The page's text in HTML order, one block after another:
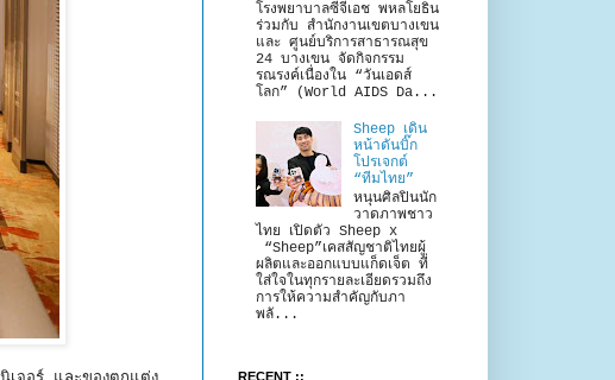
โรงพยาบาลซีจีเอช พหลโยธิน
ร่วมกับ สำนักงานเขตบางเขน
และ ศูนย์บริการสาธารณสุข
24 บางเขน จัดกิจกรรม
รณรงค์เนื่องใน “วันเอดส์
โลก” (World AIDS Da...
Sheep เดิน
หน้าดันบิ๊ก
โปรเจกต์
“ทีมไทย”
หนุนศิลปินนัก
วาดภาพชาว
ไทย เปิดตัว Sheep x
“Sheep”เคสสัญชาติไทยผู้
ผลิตและออกแบบแก็ดเจ็ต ที่
ใส่ใจในทุกรายละเอียดรวมถึง
การให้ความสำคัญกับภา
พลั...
RECENT ::